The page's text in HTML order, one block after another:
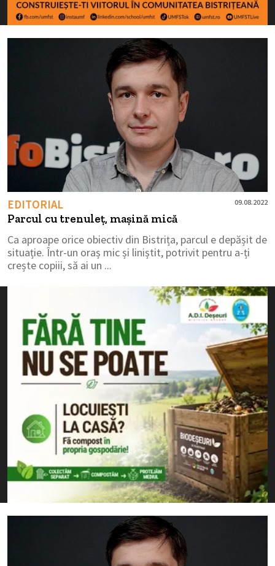
EDITORIAL 09.08.2022
Parcul cu trenuleț, mașină mică
Ca aproape orice obiectiv din Bistrița, parcul e depășit de
situație. Într-un oraș mic și liniștit, potrivit pentru a-ți
crește copiii, să ai un ...